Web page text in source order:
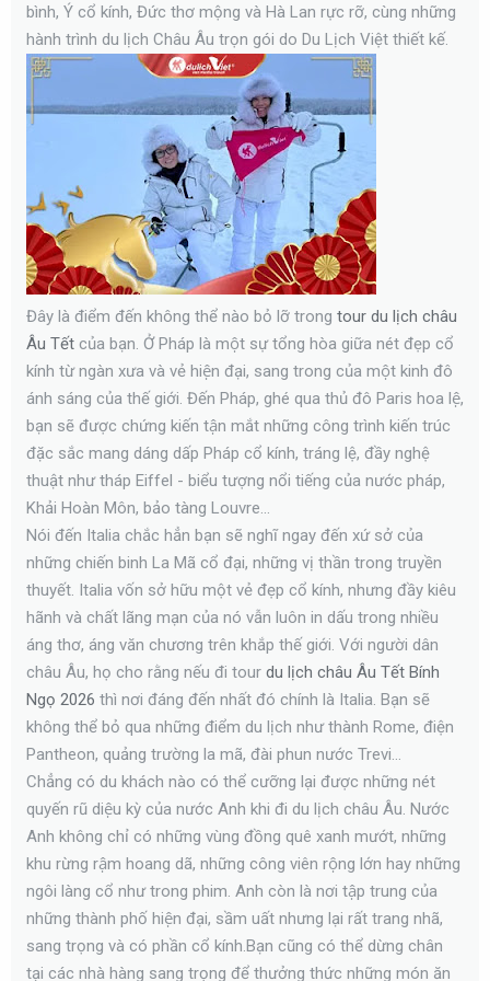
t
a
r
e
bình, Ý cổ kính, Đức thơ mộng và Hà Lan rực rỡ, cùng những
hành trình du lịch Châu Âu trọn gói do Du Lịch Việt thiết kế.
Đây là điểm đến không thể nào bỏ lỡ trong tour du lịch châu
Âu Tết của bạn. Ở Pháp là một sự tổng hòa giữa nét đẹp cổ
kính từ ngàn xưa và vẻ hiện đại, sang trong của một kinh đô
ánh sáng của thế giới. Đến Pháp, ghé qua thủ đô Paris hoa lệ,
bạn sẽ được chứng kiến tận mắt những công trình kiến trúc
đặc sắc mang dáng dấp Pháp cổ kính, tráng lệ, đầy nghệ
thuật như tháp Eiffel - biểu tượng nổi tiếng của nước pháp,
Khải Hoàn Môn, bảo tàng Louvre…
Nói đến Italia chắc hẳn bạn sẽ nghĩ ngay đến xứ sở của
những chiến binh La Mã cổ đại, những vị thần trong truyền
thuyết. Italia vốn sở hữu một vẻ đẹp cổ kính, nhưng đầy kiêu
hãnh và chất lãng mạn của nó vẫn luôn in dấu trong nhiều
áng thơ, áng văn chương trên khắp thế giới. Với người dân
châu Âu, họ cho rằng nếu đi tour du lịch châu Âu Tết Bính
Ngọ 2026 thì nơi đáng đến nhất đó chính là Italia. Bạn sẽ
không thể bỏ qua những điểm du lịch như thành Rome, điện
Pantheon, quảng trường la mã, đài phun nước Trevi…
Chẳng có du khách nào có thể cưỡng lại được những nét
quyến rũ diệu kỳ của nước Anh khi đi du lịch châu Âu. Nước
Anh không chỉ có những vùng đồng quê xanh mướt, những
khu rừng rậm hoang dã, những công viên rộng lớn hay những
ngôi làng cổ như trong phim. Anh còn là nơi tập trung của
những thành phố hiện đại, sầm uất nhưng lại rất trang nhã,
sang trọng và có phần cổ kính.Bạn cũng có thể dừng chân
tại các nhà hàng sang trọng để thưởng thức những món ăn